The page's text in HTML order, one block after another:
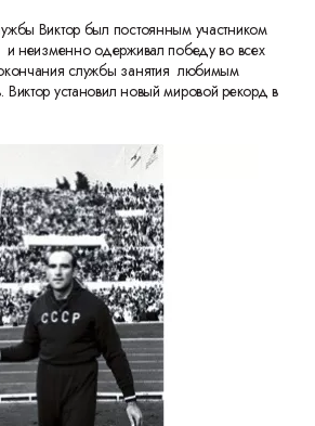
Виктор был постоянным участником
и неизменно одерживал победу во всех
службы занятия любимым
установил новый мировой рекорд в